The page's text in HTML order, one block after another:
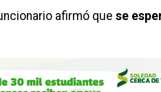
afirmó que se